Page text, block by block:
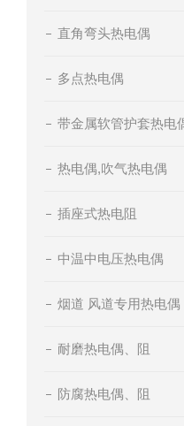
直角弯头热电偶
多点热电偶
带金属软管护套热电
热电偶,吹气热电偶
插座式热电阻
中温中电压热电偶
烟道 风道专用热电偶
耐磨热电偶、阻
防腐热电偶、阻